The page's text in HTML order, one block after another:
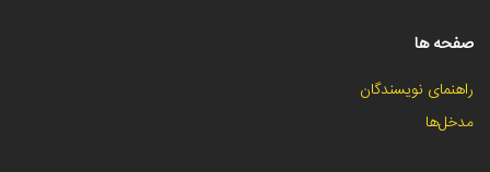
صفحه ها
راهنمای نویسندگان
مدخل‌ها